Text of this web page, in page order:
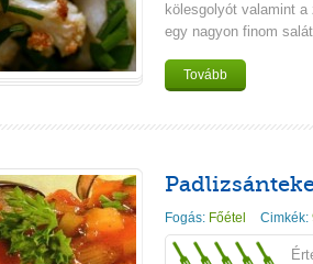
kölesgolyót valamint
egy nagyon finom
Tovább
Fogás: Főétel Cimkék: